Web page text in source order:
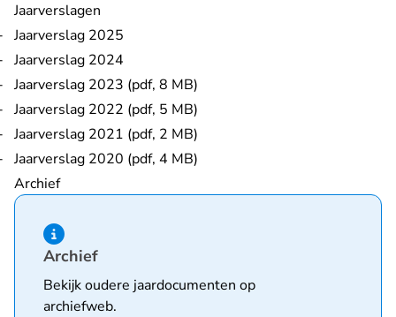
Jaarverslagen
Jaarverslag 2025
Jaarverslag 2024
Jaarverslag 2023 (pdf, 8 MB)
Jaarverslag 2022 (pdf, 5 MB)
Jaarverslag 2021 (pdf, 2 MB)
Jaarverslag 2020 (pdf, 4 MB)
Archief
Hint van type informatie
Archief
Bekijk oudere jaardocumenten op
archiefweb.